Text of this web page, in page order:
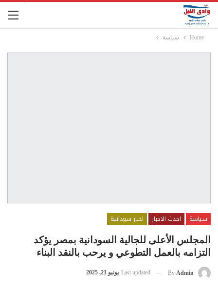
Home سياسة
سياسة احدث الاخبار
اخبار سودانية
المجلس الأعلى للجالية السودانية بمصر يؤكد
التزامه بالعمل التطوعي و يرحب بالنقد البناء
By Admin
Last updated يونيو 21, 2025